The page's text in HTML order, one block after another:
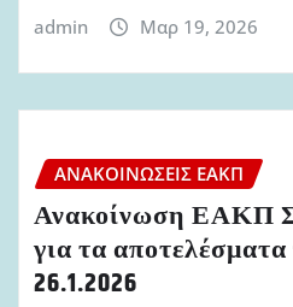
admin Μαρ 19, 2026
ΑΝΑΚΟΙΝΏΣΕΙΣ ΕΑΚΠ
Ανακοίνωση ΕΑΚΠ
για τα
26.1.2026